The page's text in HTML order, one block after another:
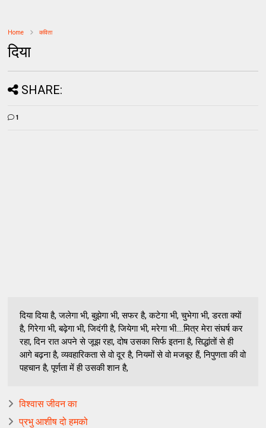
Home कविता
दिया
SHARE:
1
दिया दिया है, जलेगा भी, बुझेगा भी, सफर है, कटेगा भी, चुभेगा भी, डरता क्यों
है, गिरेगा भी, बढ़ेगा भी, जिदंगी है, जियेगा भी, मरेगा भी....मित्र मेरा संघर्ष कर
रहा, दिन रात अपने से जूझ रहा, दोष उसका सिर्फ इतना है, सिद्धांतों से ही
आगे बढ़ना है, व्यवहारिकता से वो दूर है, नियमों से वो मजबूर हैं, निपुणता की वो
पहचान है, पूर्णता में ही उसकी शान है,
विश्वास जीवन का
प्रभु आशीष दो हमको